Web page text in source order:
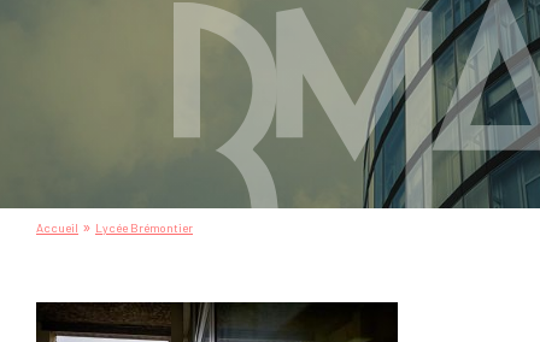
Accueil » Lycée Brémontier